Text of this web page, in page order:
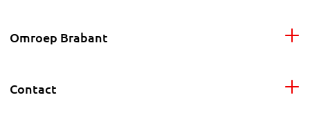
Omroep Brabant
Contact